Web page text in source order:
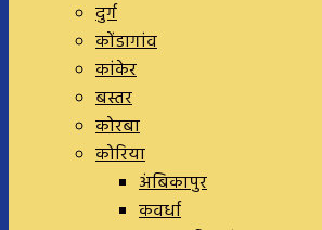
दुर्ग
कोंडागांव
कांकेर
बस्तर
कोरबा
कोरिया
अंबिकापुर
कवर्धा